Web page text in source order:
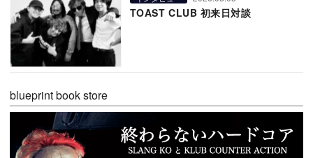
TOAST CLUB 初来日対談
blueprint book store